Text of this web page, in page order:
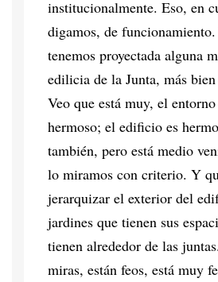
institucionalmente. Eso, en
digamos, de funcionamiento.
tenemos proyectada alguna
edilicia de la Junta, más
Veo que está muy, el
hermoso; el edificio es
también, pero está medio
lo miramos con criterio. Y
jerarquizar el exterior del
jardines que tienen sus
tienen alrededor de las
miras, están feos, está muy